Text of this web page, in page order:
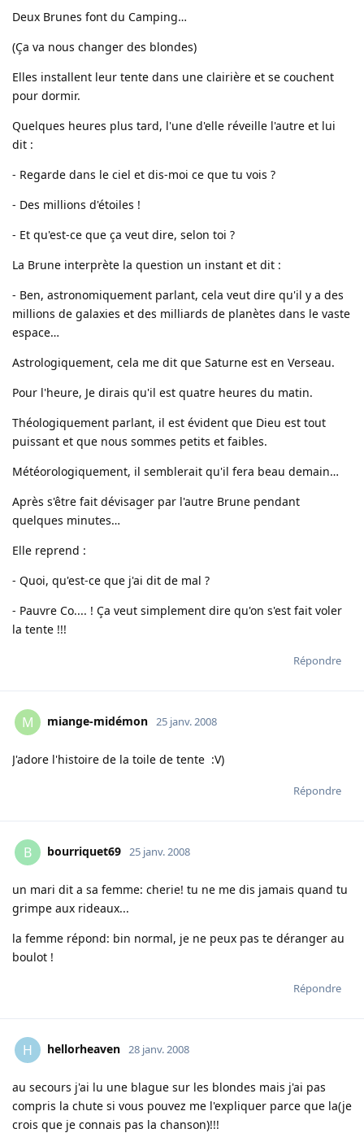
Deux Brunes font du Camping…
(Ça va nous changer des blondes)
Elles installent leur tente dans une clairière et se couchent
pour dormir.
Quelques heures plus tard, l'une d'elle réveille l'autre et lui
dit :
- Regarde dans le ciel et dis-moi ce que tu vois ?
- Des millions d'étoiles !
- Et qu'est-ce que ça veut dire, selon toi ?
La Brune interprète la question un instant et dit :
- Ben, astronomiquement parlant, cela veut dire qu'il y a des
millions de galaxies et des milliards de planètes dans le vaste
espace…
Astrologiquement, cela me dit que Saturne est en Verseau.
Pour l'heure, Je dirais qu'il est quatre heures du matin.
Théologiquement parlant, il est évident que Dieu est tout
puissant et que nous sommes petits et faibles.
Météorologiquement, il semblerait qu'il fera beau demain…
Après s'être fait dévisager par l'autre Brune pendant
quelques minutes…
Elle reprend :
- Quoi, qu'est-ce que j'ai dit de mal ?
- Pauvre Co.... ! Ça veut simplement dire qu'on s'est fait voler
la tente !!!
Répondre
M miange-midémon 25 janv. 2008
J'adore l'histoire de la toile de tente :V)
Répondre
B bourriquet69 25 janv. 2008
un mari dit a sa femme: cherie! tu ne me dis jamais quand tu
grimpe aux rideaux...
la femme répond: bin normal, je ne peux pas te déranger au
boulot !
Répondre
H hellorheaven 28 janv. 2008
au secours j'ai lu une blague sur les blondes mais j'ai pas
compris la chute si vous pouvez me l'expliquer parce que la(je
crois que je connais pas la chanson)!!!